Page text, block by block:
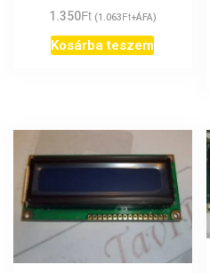
1.350Ft (1.063Ft+ÁFA)
Kosárba teszem